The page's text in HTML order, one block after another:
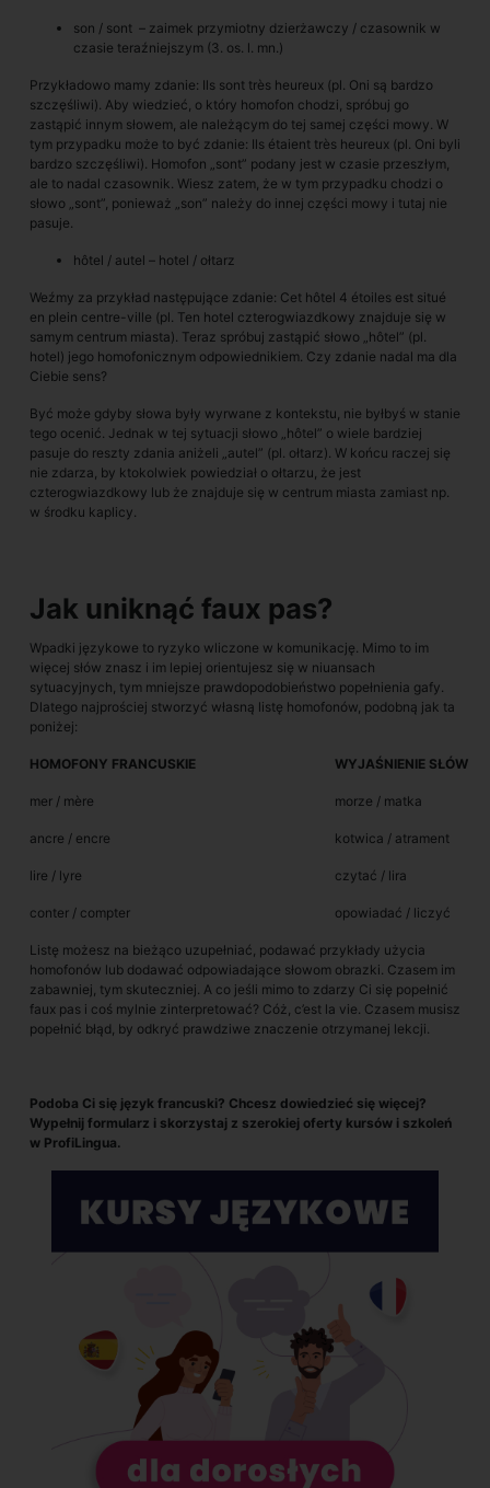
son / sont – zaimek przymiotny dzierżawczy / czasownik w
czasie teraźniejszym (3. os. l. mn.)
Przykładowo mamy zdanie: Ils sont très heureux (pl. Oni są bardzo
szczęśliwi). Aby wiedzieć, o który homofon chodzi, spróbuj go
zastąpić innym słowem, ale należącym do tej samej części mowy. W
tym przypadku może to być zdanie: Ils étaient très heureux (pl. Oni byli
bardzo szczęśliwi). Homofon „sont” podany jest w czasie przeszłym,
ale to nadal czasownik. Wiesz zatem, że w tym przypadku chodzi o
słowo „sont”, ponieważ „son” należy do innej części mowy i tutaj nie
pasuje.
hôtel / autel – hotel / ołtarz
Weźmy za przykład następujące zdanie: Cet hôtel 4 étoiles est situé
en plein centre-ville (pl. Ten hotel czterogwiazdkowy znajduje się w
samym centrum miasta). Teraz spróbuj zastąpić słowo „hôtel” (pl.
hotel) jego homofonicznym odpowiednikiem. Czy zdanie nadal ma dla
Ciebie sens?
Być może gdyby słowa były wyrwane z kontekstu, nie byłbyś w stanie
tego ocenić. Jednak w tej sytuacji słowo „hôtel” o wiele bardziej
pasuje do reszty zdania aniżeli „autel” (pl. ołtarz). W końcu raczej się
nie zdarza, by ktokolwiek powiedział o ołtarzu, że jest
czterogwiazdkowy lub że znajduje się w centrum miasta zamiast np.
w środku kaplicy.
Jak uniknąć faux pas?
Wpadki językowe to ryzyko wliczone w komunikację. Mimo to im
więcej słów znasz i im lepiej orientujesz się w niuansach
sytuacyjnych, tym mniejsze prawdopodobieństwo popełnienia gafy.
Dlatego najprościej stworzyć własną listę homofonów, podobną jak ta
poniżej:
HOMOFONY FRANCUSKIE WYJAŚNIENIE SŁÓW
mer / mère morze / matka
ancre / encre kotwica / atrament
lire / lyre czytać / lira
conter / compter opowiadać / liczyć
Listę możesz na bieżąco uzupełniać, podawać przykłady użycia
homofonów lub dodawać odpowiadające słowom obrazki. Czasem im
zabawniej, tym skuteczniej. A co jeśli mimo to zdarzy Ci się popełnić
faux pas i coś mylnie zinterpretować? Cóż, c’est la vie. Czasem musisz
popełnić błąd, by odkryć prawdziwe znaczenie otrzymanej lekcji.
Podoba Ci się język francuski? Chcesz dowiedzieć się więcej?
Wypełnij formularz i skorzystaj z szerokiej oferty kursów i szkoleń
w ProfiLingua.